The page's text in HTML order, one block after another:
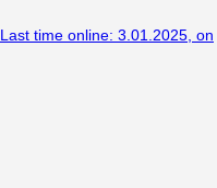
Last time online: 3.01.2025, on